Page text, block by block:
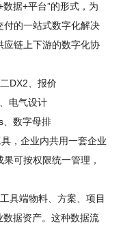
数据+平台”的形式，为
付的一站式数字化解决
应链上下游的数字化协
DX2、报价
电气设计
、数字母排
，企业内共用一套企业
可按权限统一管理，
具端物料、方案、项目
据资产。这种数据流